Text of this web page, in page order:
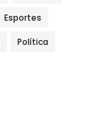
Esportes
Política